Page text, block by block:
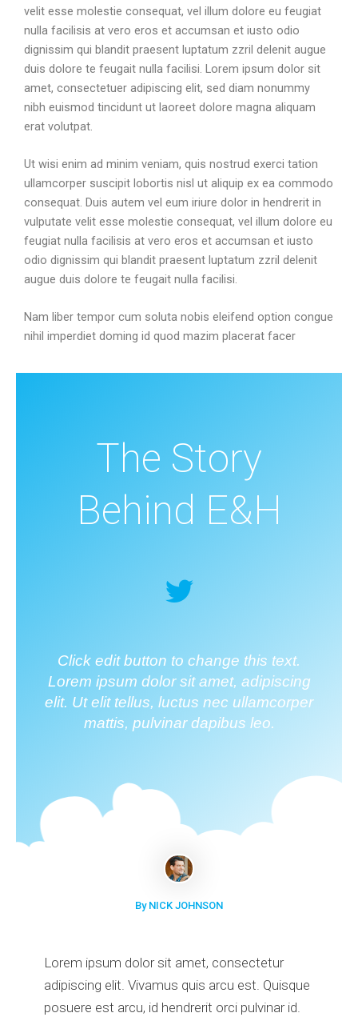
velit esse molestie consequat, vel illum dolore eu feugiat
nulla facilisis at vero eros et accumsan et iusto odio
dignissim qui blandit praesent luptatum zzril delenit augue
duis dolore te feugait nulla facilisi. Lorem ipsum dolor sit
amet, consectetuer adipiscing elit, sed diam nonummy
nibh euismod tincidunt ut laoreet dolore magna aliquam
erat volutpat.
Ut wisi enim ad minim veniam, quis nostrud exerci tation
ullamcorper suscipit lobortis nisl ut aliquip ex ea commodo
consequat. Duis autem vel eum iriure dolor in hendrerit in
vulputate velit esse molestie consequat, vel illum dolore eu
feugiat nulla facilisis at vero eros et accumsan et iusto
odio dignissim qui blandit praesent luptatum zzril delenit
augue duis dolore te feugait nulla facilisi.
Nam liber tempor cum soluta nobis eleifend option congue
nihil imperdiet doming id quod mazim placerat facer
The Story
Behind E&H
Click edit button to change this text.
Lorem ipsum dolor sit amet, adipiscing
elit. Ut elit tellus, luctus nec ullamcorper
mattis, pulvinar dapibus leo.
By NICK JOHNSON
Lorem ipsum dolor sit amet, consectetur
adipiscing elit. Vivamus quis arcu est. Quisque
posuere est arcu, id hendrerit orci pulvinar id.